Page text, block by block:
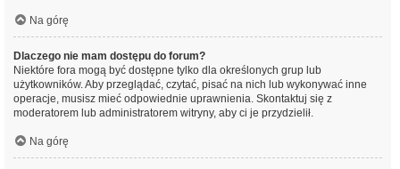
Na górę
Dlaczego nie mam dostępu do forum?
Niektóre fora mogą być dostępne tylko dla określonych grup lub
użytkowników. Aby przeglądać, czytać, pisać na nich lub wykonywać inne
operacje, musisz mieć odpowiednie uprawnienia. Skontaktuj się z
moderatorem lub administratorem witryny, aby ci je przydzielił.
Na górę